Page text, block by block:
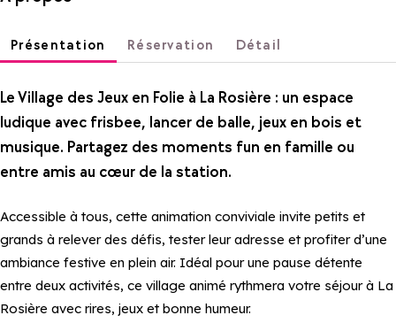
Présentation Réservation Détail
Le Village des Jeux en Folie à La Rosière : un espace
ludique avec frisbee, lancer de balle, jeux en bois et
musique. Partagez des moments fun en famille ou
entre amis au cœur de la station.
Accessible à tous, cette animation conviviale invite petits et
grands à relever des défis, tester leur adresse et profiter d’une
ambiance festive en plein air. Idéal pour une pause détente
entre deux activités, ce village animé rythmera votre séjour à La
Rosière avec rires, jeux et bonne humeur.